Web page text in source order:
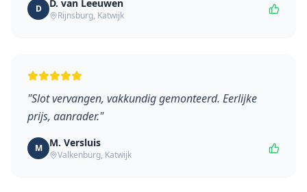
D D. van Leeuwen
Rijnsburg, Katwijk
"Slot vervangen, vakkundig gemonteerd. Eerlijke
prijs, aanrader."
M M. Versluis
Valkenburg, Katwijk